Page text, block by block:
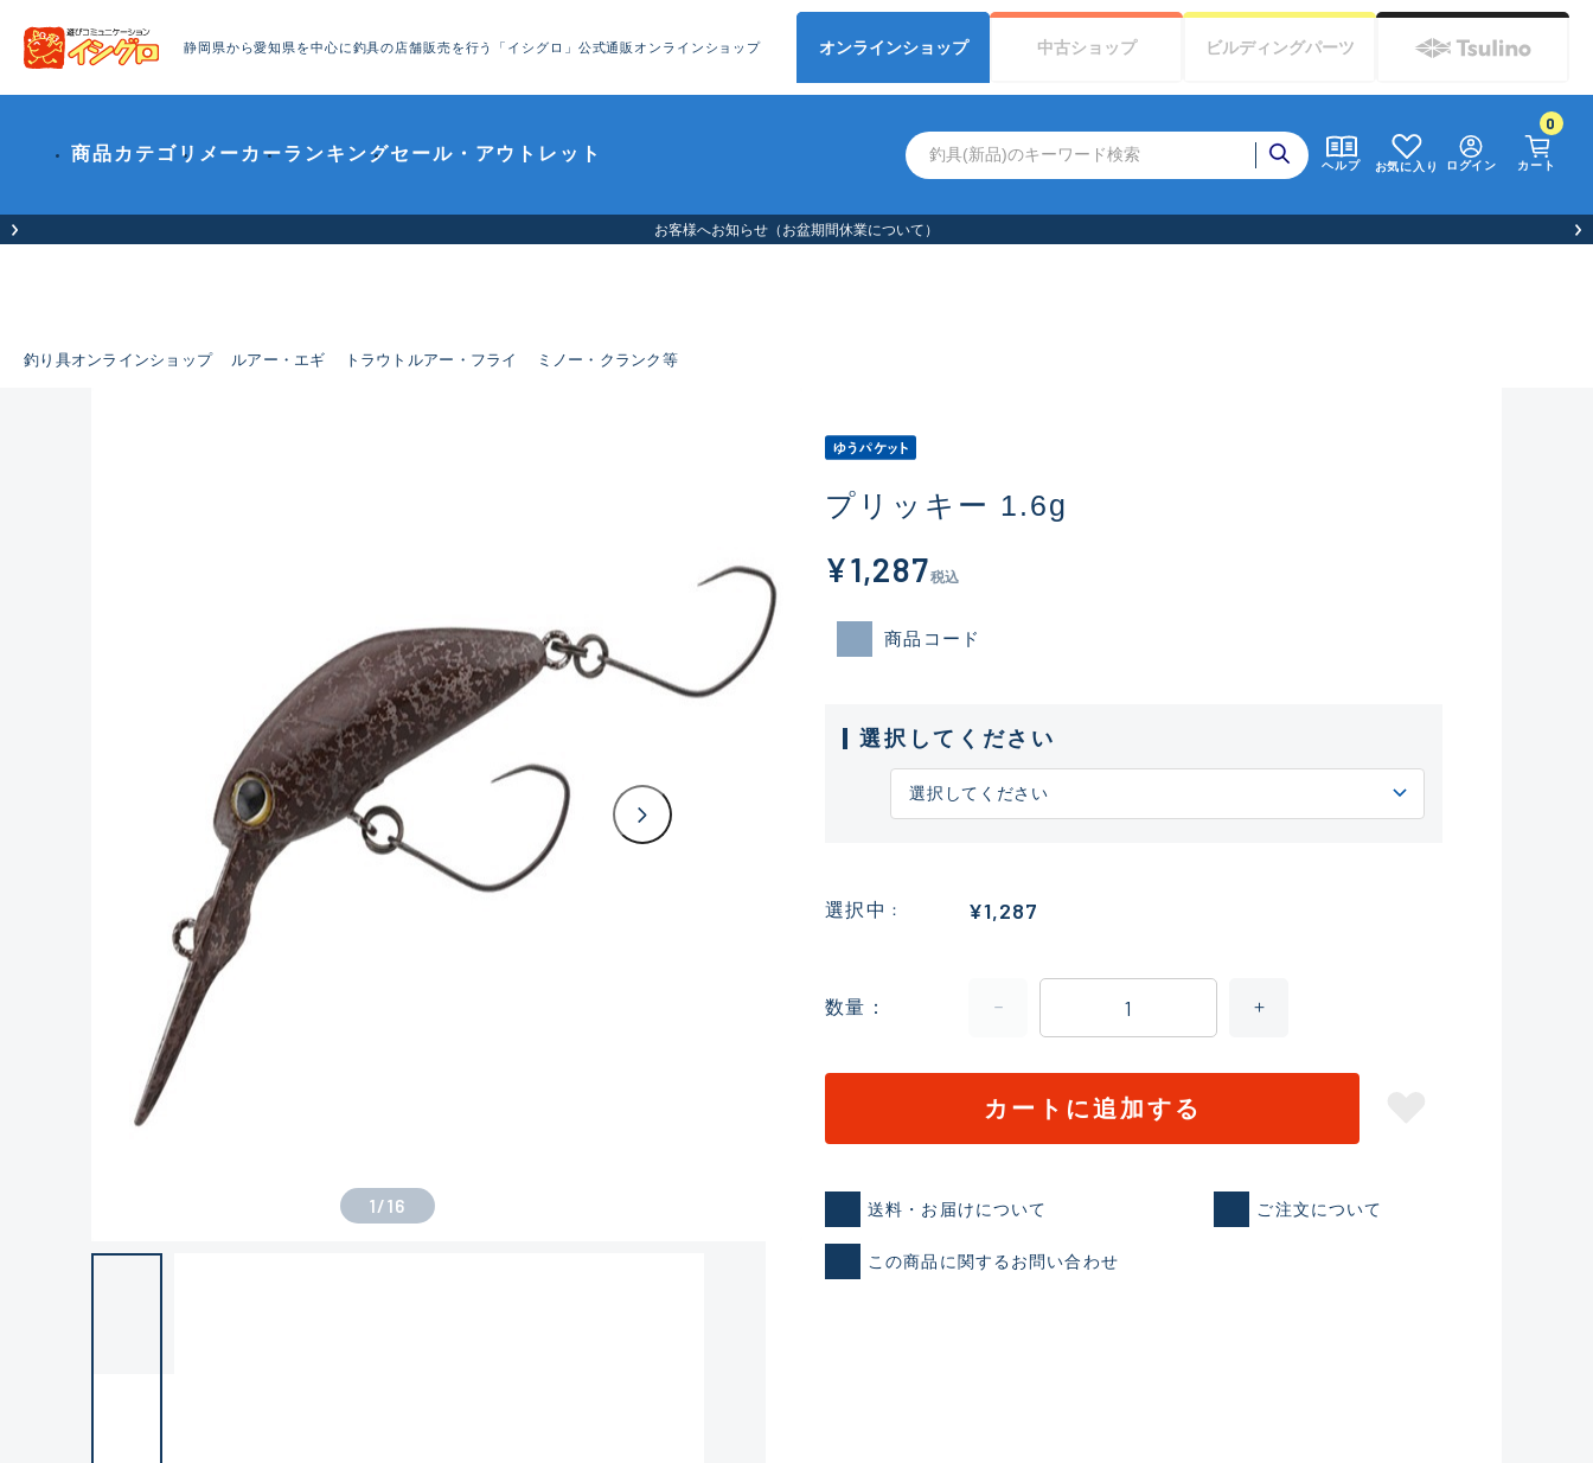
静岡県から愛知県を中心に釣具の店舗販売を行う「イシグロ」公式通販オンラインショップ
ヘルプ お気に入り ログイン カート
0
オンラインショップ 中古ショップ ビルディングパーツ
商品カテゴリ メーカーランキングセール・アウトレット
釣り具オンラインショップ ルアー・エギ トラウトルアー・フライ ミノー・クランク等
1/16
プリッキー 1.6g
¥1,287税込
商品コード
選択してください
選択中 ¥1,287
数量
カートに追加する
送料・お届けについて ご注文について
この商品に関するお問い合わせ